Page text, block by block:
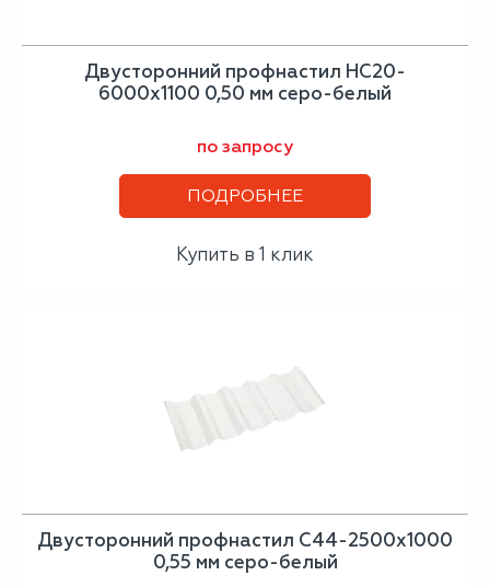
Двусторонний профнастил НС20-
6000х1100 0,50 мм серо-белый
по запросу
ПОДРОБНЕЕ
Купить в 1 клик
Двусторонний профнастил С44-2500х1000
0,55 мм серо-белый